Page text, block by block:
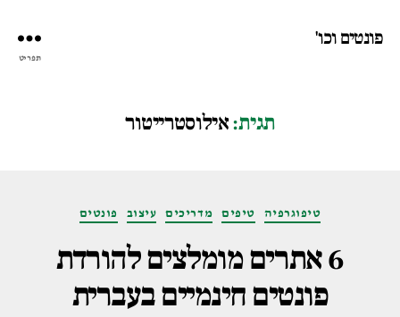
פונטים וכו'
תפריט
תגית:אילוסטרייטור
קטגוריות טיפוגרפיה טיפים מדריכים עיצוב פונטים
6 אתרים מומלצים להורדת
פונטים חינמיים בעברית